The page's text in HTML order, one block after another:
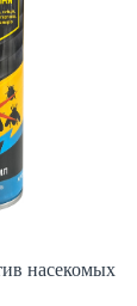
насекомых